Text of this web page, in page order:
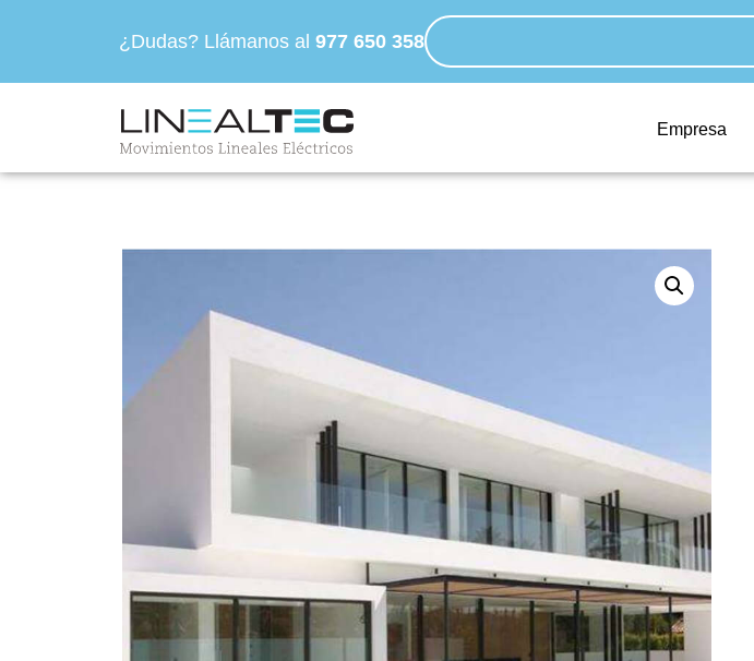
¿Dudas? Llámanos al 977 650 358
Empresa